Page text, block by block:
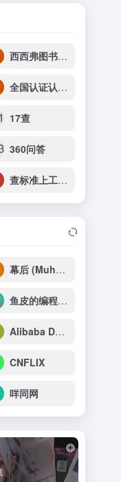
西西弗图书查询台
全国认证认可信息公共服务平台
17查
360问答
查标准上工标网
幕后 (Muhou)
鱼皮的编程宝典
Alibaba Design
CNFLIX
咩同网